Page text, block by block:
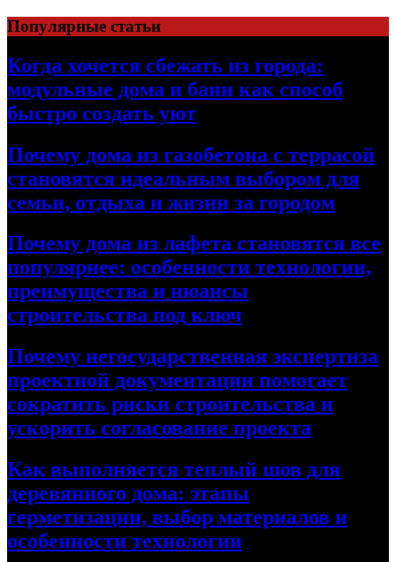
Перейти
к
содержимому
Популярные статьи
Когда хочется сбежать из города:
модульные дома и бани как способ
быстро создать уют
Почему дома из газобетона с террасой
становятся идеальным выбором для
семьи, отдыха и жизни за городом
Почему дома из лафета становятся все
популярнее: особенности технологии,
преимущества и нюансы
строительства под ключ
Почему негосударственная экспертиза
проектной документации помогает
сократить риски строительства и
ускорить согласование проекта
Как выполняется теплый шов для
деревянного дома: этапы
герметизации, выбор материалов и
особенности технологии